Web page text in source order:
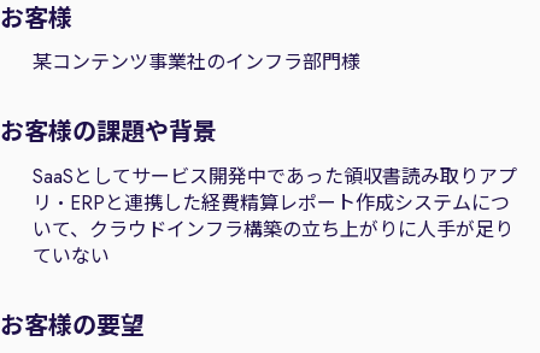
お客様
某コンテンツ事業社のインフラ部門様
お客様の課題や背景
SaaSとしてサービス開発中であった領収書読み取りアプ
リ・ERPと連携した経費精算レポート作成システムにつ
いて、クラウドインフラ構築の立ち上がりに人手が足り
ていない
お客様の要望